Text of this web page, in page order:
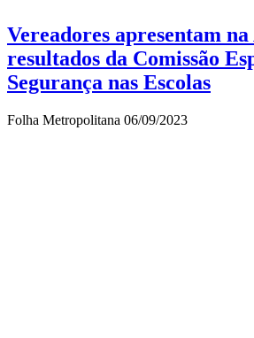
Vereadores apresentam na
resultados da Comissão
Segurança nas Escolas
Folha Metropolitana 06/09/2023